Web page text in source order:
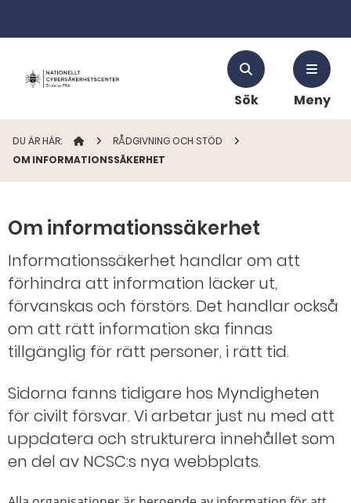
Sök Meny
DU ÄR HÄR: STARTSIDANRÅDGIVNING OCH STÖD
OM INFORMATIONSSÄKERHET
Om informationssäkerhet
Informationssäkerhet handlar om att
förhindra att information läcker ut,
förvanskas och förstörs. Det handlar också
om att rätt information ska finnas
tillgänglig för rätt personer, i rätt tid.
Sidorna fanns tidigare hos Myndigheten
för civilt försvar. Vi arbetar just nu med att
uppdatera och strukturera innehållet som
en del av NCSC:s nya webbplats.